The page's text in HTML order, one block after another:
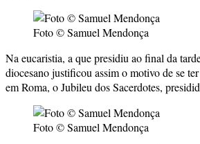
Foto © Samuel Mendonça
Na eucaristia, a que presidiu ao final da
diocesano justificou assim o motivo de se
em Roma, o Jubileu dos Sacerdotes,
Foto © Samuel Mendonça